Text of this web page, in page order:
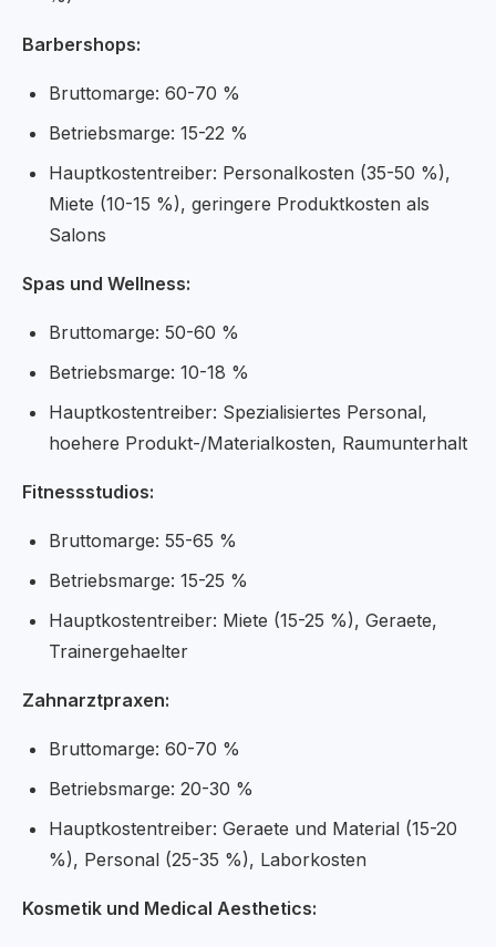
Barbershops:
Bruttomarge: 60-70 %
Betriebsmarge: 15-22 %
Hauptkostentreiber: Personalkosten (35-50 %),
Miete (10-15 %), geringere Produktkosten als
Salons
Spas und Wellness:
Bruttomarge: 50-60 %
Betriebsmarge: 10-18 %
Hauptkostentreiber: Spezialisiertes Personal,
hoehere Produkt-/Materialkosten, Raumunterhalt
Fitnessstudios:
Bruttomarge: 55-65 %
Betriebsmarge: 15-25 %
Hauptkostentreiber: Miete (15-25 %), Geraete,
Trainergehaelter
Zahnarztpraxen:
Bruttomarge: 60-70 %
Betriebsmarge: 20-30 %
Hauptkostentreiber: Geraete und Material (15-20
%), Personal (25-35 %), Laborkosten
Kosmetik und Medical Aesthetics: